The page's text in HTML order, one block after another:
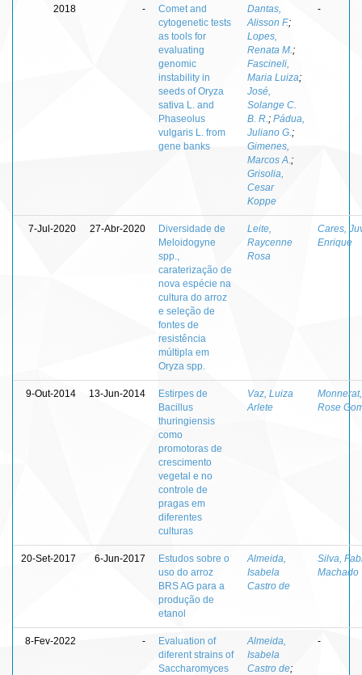
2018 -
Comet and
cytogenetic tests
as tools for
evaluating
genomic
instability in
seeds of Oryza
sativa L. and
Phaseolus
vulgaris L. from
gene banks
Dantas,
Alisson F.;
Lopes,
Renata M. ;
Fascineli,
Maria Luiza;
José,
Solange C.
B. R. ; Pádua,
Juliano G. ;
Gimenes,
Marcos A. ;
Grisolia,
Cesar
Koppe
-
7-Jul-2020 27-Abr-2020
Diversidade de
Meloidogyne
spp.,
caraterização de
nova espécie na
cultura do arroz
e seleção de
fontes de
resistência
múltipla em
Oryza spp.
Leite,
Raycenne
Rosa
Cares,
Enrique
9-Out-2014 13-Jun-2014
Estirpes de
Bacillus
thuringiensis
como
promotoras de
crescimento
vegetal e no
controle de
pragas em
diferentes
culturas
Vaz, Luiza
Arlete
Monnerat,
Rose
20-Set-2017 6-Jun-2017
Estudos sobre o
uso do arroz
BRS AG para a
produção de
etanol
Almeida,
Isabela
Castro de
Silva,
Machado
8-Fev-2022 -
Evaluation of
diferent strains of
Saccharomyces
Almeida,
Isabela
Castro de;
-